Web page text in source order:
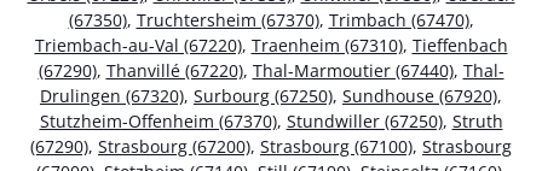
(67350), Truchtersheim (67370), Trimbach (67470),
Triembach-au-Val (67220), Traenheim (67310), Tieffenbach
(67290), Thanvillé (67220), Thal-Marmoutier (67440), Thal-
Drulingen (67320), Surbourg (67250), Sundhouse (67920),
Stutzheim-Offenheim (67370), Stundwiller (67250), Struth
(67290), Strasbourg (67200), Strasbourg (67100), Strasbourg